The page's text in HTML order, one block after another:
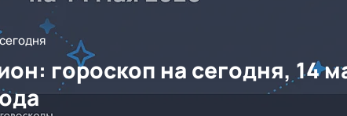
гороскоп на сегодня, 14